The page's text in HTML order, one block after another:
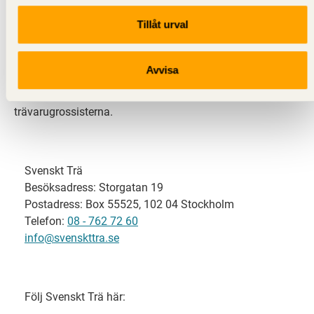
Tillåt urval
Avvisa
Svenskt Trä representerar svensk sågverksindustri
och är en del av branschorganisationen
svensk limträ-, KL-trä- och förpackningsindustri samt
trävarugrossisterna.
Svenskt Trä
Besöksadress: Storgatan 19
Postadress: Box 55525, 102 04 Stockholm
Telefon: 08 - 762 72 60
info@svenskttra.se
Följ Svenskt Trä här: